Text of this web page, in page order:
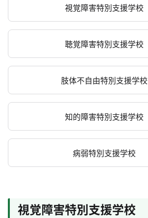
視覚障害特別支援学校
聴覚障害特別支援学校
肢体不自由特別支援学校
知的障害特別支援学校
病弱特別支援学校
視覚障害特別支援学校